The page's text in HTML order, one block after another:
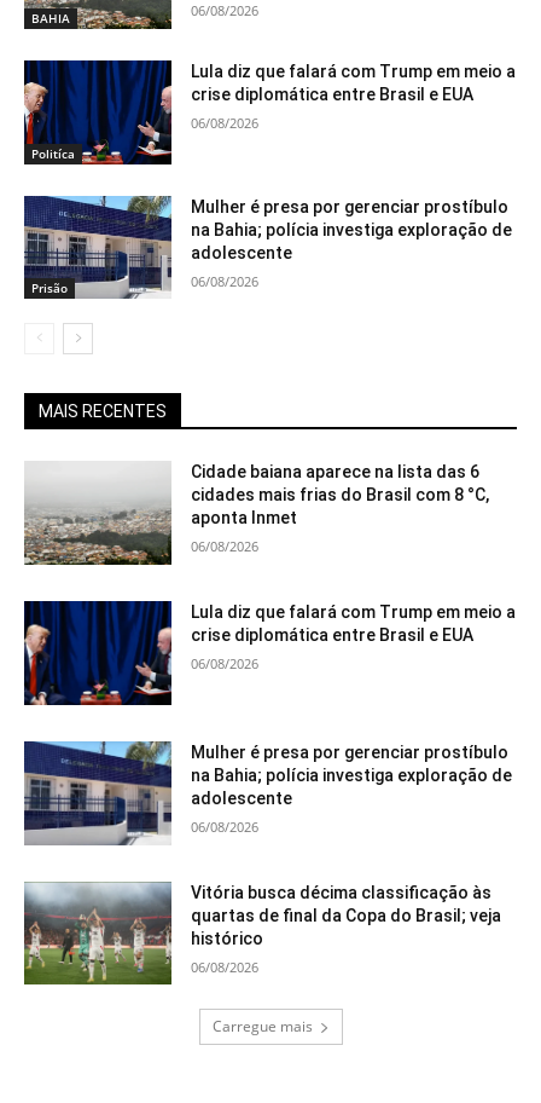
BAHIA 06/08/2026
Politíca
Lula diz que falará com Trump em meio a
crise diplomática entre Brasil e EUA
06/08/2026
Prisão
Mulher é presa por gerenciar prostíbulo
na Bahia; polícia investiga exploração de
adolescente
06/08/2026
MAIS RECENTES
Cidade baiana aparece na lista das 6
cidades mais frias do Brasil com 8 °C,
aponta Inmet
06/08/2026
Lula diz que falará com Trump em meio a
crise diplomática entre Brasil e EUA
06/08/2026
Mulher é presa por gerenciar prostíbulo
na Bahia; polícia investiga exploração de
adolescente
06/08/2026
Vitória busca décima classificação às
quartas de final da Copa do Brasil; veja
histórico
06/08/2026
Carregue mais